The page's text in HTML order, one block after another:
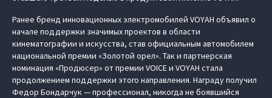
Ранее бренд инновационных электромобилей VOYAH объявил о
начале поддержки значимых проектов в области
кинематографии и искусства, став официальным автомобилем
национальной премии «Золотой орел». Так и партнерская
номинация «Продюсер» от премии VOICE и VOYAH стала
продолжением поддержки этого направления. Награду получил
Федор Бондарчук — профессионал, никогда не боявшийся